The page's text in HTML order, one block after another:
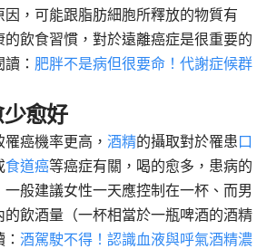
，可能跟脂肪細胞所釋放的物質有
飲食習慣，對於遠離癌症是很重要的
： 肥胖不是病但很要命！代謝症候群
愈好
癌機率更高， 酒精的攝取對於罹患口
食道癌等癌症有關，喝的愈多，患病的
般建議女性一天應控制在一杯、而男
飲酒量（一杯相當於一瓶啤酒的酒精
酒駕駛不得！認識血液與呼氣酒精濃